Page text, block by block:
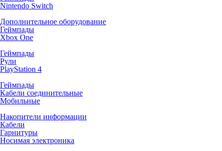
Nintendo Switch
Дополнительное оборудование
Геймпады
Xbox One
Геймпады
Рули
PlayStation 4
Геймпады
Кабели соединительные
Мобильные
Накопители информации
Кабели
Гарнитуры
Носимая электроника